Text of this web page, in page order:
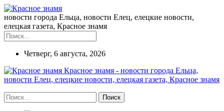
новости города Ельца, новости Елец, елецкие новости,
елецкая газета, Красное знамя
Четверг, 6 августа, 2026
Красное знамя - новости города Ельца,
новости Елец, елецкие новости, елецкая газета, Красное знамя